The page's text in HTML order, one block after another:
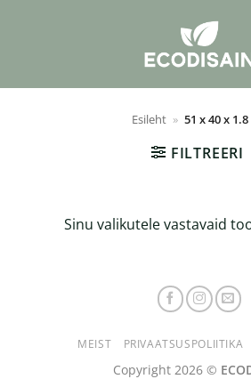
Esileht » 51 x 40 x
FILTREERI
Sinu valikutele vastavaid
MEIST PRIVAATSUSPOLIITIKA
Copyright 2026 ©